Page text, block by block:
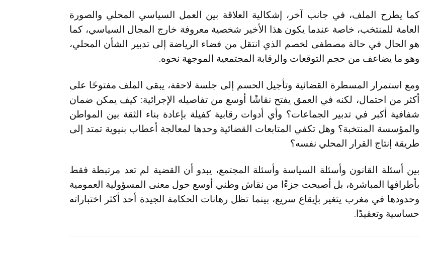
كما يطرح الملف، في جانب آخر، إشكالية العلاقة بين العمل السياسي المحلي والصورة
العامة للمنتخب، خاصة عندما يكون هذا الأخير شخصية معروفة خارج المجال السياسي، كما
هو الحال في حالة مصطفى لخصم الذي انتقل من فضاء الرياضة إلى تدبير الشأن المحلي،
وهو ما يضاعف من حجم التوقعات والرقابة المجتمعية الموجهة نحوه.
ومع استمرار المسطرة القضائية وتأجيل الحسم إلى جلسة لاحقة، يبقى الملف مفتوحًا على
أكثر من احتمال، لكنه في العمق يفتح نقاشًا أوسع من تفاصيله الإجرائية: كيف يمكن ضمان
شفافية أكبر في تدبير الجماعات؟ وأي أدوات رقابية كفيلة بإعادة بناء الثقة بين المواطن
والمؤسسة المنتخبة؟ وهل تكفي المتابعات القضائية وحدها لمعالجة أعطاب بنيوية تمتد إلى
طريقة إنتاج القرار المحلي نفسه؟
بين أسئلة القانون وأسئلة السياسة وأسئلة المجتمع، يبدو أن القضية لم تعد مرتبطة فقط
بأطرافها المباشرة، بل أصبحت جزءًا من نقاش وطني أوسع حول معنى المسؤولية العمومية
وحدودها في مغرب يتغير بإيقاع سريع، بينما تظل رهانات الحكامة الجيدة أحد أكثر اختباراته
حساسية وتعقيدًا.